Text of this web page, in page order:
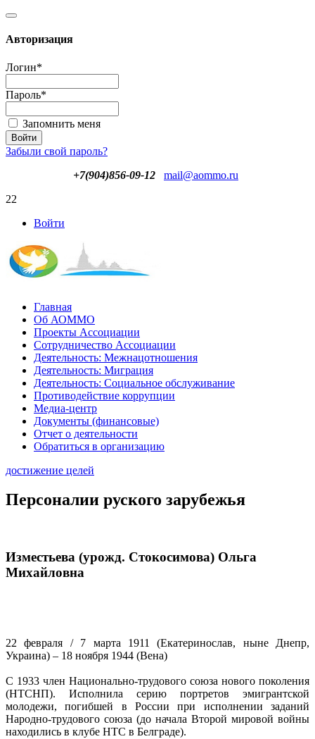
Авторизация
Логин*
Пароль*
Запомнить меня
Забыли свой пароль?
+7(904)856-09-12
mail@aommo.ru
22
Войти
Главная
Об АОММО
Проекты Ассоциации
Сотрудничество Ассоциации
Деятельность: Межнацотношения
Деятельность: Миграция
Деятельность: Социальное обслуживание
Противодействие коррупции
Медиа-центр
Документы (финансовые)
Отчет о деятельности
Обратиться в организацию
достижение целей
Персоналии руского зарубежья
Изместьева (урожд. Стокосимова) Ольга
Михайловна
22 февраля / 7 марта 1911 (Екатеринослав, ныне Днепр,
Украина) – 18 ноября 1944 (Вена)
С 1933 член Национально-трудового союза нового поколения
(НТСНП). Исполнила серию портретов эмигрантской
молодежи, погибшей в России при исполнении заданий
Народно-трудового союза (до начала Второй мировой войны
находились в клубе НТС в Белграде).